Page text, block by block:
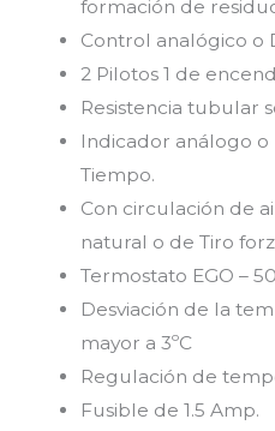
formación de
Control analógico o
2 Pilotos 1 de
Resistencia tubular
Indicador análogo
Tiempo.
Con circulación de
natural o de Tiro
Termostato EGO –
Desviación de la
mayor a 3ºC
Regulación de
Fusible de 1.5 Amp.